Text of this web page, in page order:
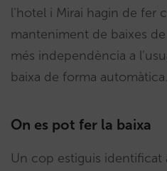
l’hotel i Mirai hagin de fer
manteniment de baixes
més independència a
baixa de forma automàtica.
On es pot fer la baixa
Un cop estiguis identificat